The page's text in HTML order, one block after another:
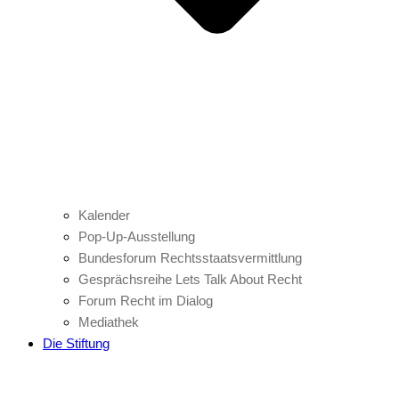
Kalender
Pop-Up-Ausstellung
Bundesforum Rechtsstaatsvermittlung
Gesprächsreihe Lets Talk About Recht
Forum Recht im Dialog
Mediathek
Die Stiftung